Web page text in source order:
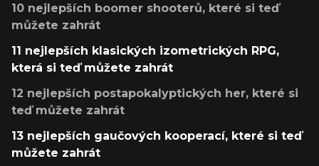
10 nejlepších boomer shooterů, které si teď
můžete zahrát
11 nejlepších klasických izometrických RPG,
která si teď můžete zahrát
12 nejlepších postapokalyptických her, které si
teď můžete zahrát
13 nejlepších gaučových kooperací, které si teď
můžete zahrát